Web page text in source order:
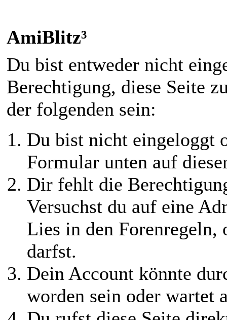
AmiBlitz³
Du bist entweder nicht
Berechtigung, diese Seite
der folgenden sein:
Du bist nicht eingeloggt
Formular unten auf
Dir fehlt die
Versuchst du auf eine
Lies in den Forenregeln,
darfst.
Dein Account könnte
worden sein oder wartet